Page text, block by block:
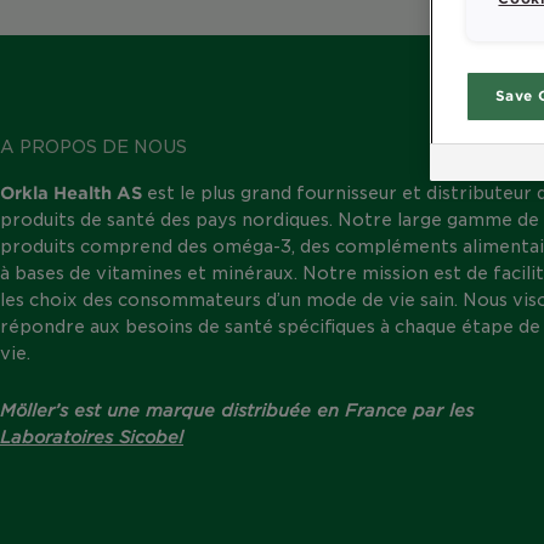
A PROPOS DE NOUS
Orkla Health AS est le plus grand fournisseur et distributeur
produits de santé des pays nordiques. Notre large gamme de
produits comprend des oméga-3, des compléments
à bases de vitamines et minéraux. Notre mission est de
les choix des consommateurs d’un mode de vie sain. Nous
répondre aux besoins de santé spécifiques à chaque étape de
vie.
Möller’s est une marque distribuée en France par les
Laboratoires Sicobel
Save